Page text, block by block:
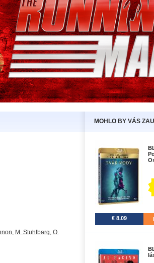
MOHLO BY VÁS
, M. Stuhlbarg, O.
€ 8.09